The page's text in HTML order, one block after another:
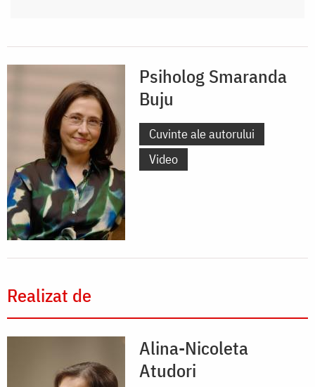
Psiholog Smaranda
Buju
Cuvinte ale autorului
Video
Realizat de
Alina-Nicoleta
Atudori